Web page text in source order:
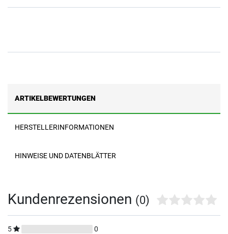
ARTIKELBEWERTUNGEN
HERSTELLERINFORMATIONEN
HINWEISE UND DATENBLÄTTER
Kundenrezensionen (0)
5
0